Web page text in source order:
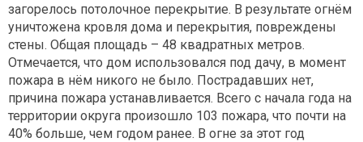
загорелось потолочное перекрытие. В результате огнём
уничтожена кровля дома и перекрытия, повреждены
стены. Общая площадь – 48 квадратных метров.
Отмечается, что дом использовался под дачу, в момент
пожара в нём никого не было. Пострадавших нет,
причина пожара устанавливается. Всего с начала года на
территории округа произошло 103 пожара, что почти на
40% больше, чем годом ранее. В огне за этот год